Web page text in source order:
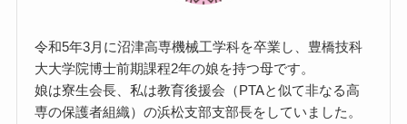
令和5年3月に沼津高専機械工学科を卒業し、豊橋技科
大大学院博士前期課程2年の娘を持つ母です。
娘は寮生会長、私は教育後援会（PTAと似て非なる高
専の保護者組織）の浜松支部支部長をしていました。